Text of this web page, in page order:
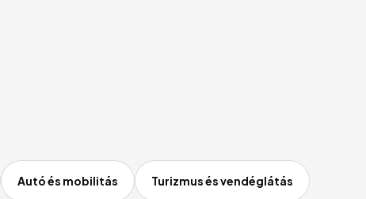
Autó és mobilitás Turizmus és vendéglátás